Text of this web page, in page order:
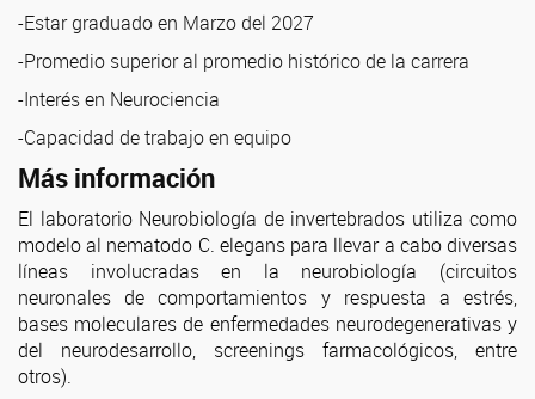
-Estar graduado en Marzo del 2027
-Promedio superior al promedio histórico de la carrera
-Interés en Neurociencia
-Capacidad de trabajo en equipo
Más información
El laboratorio Neurobiología de invertebrados utiliza como
modelo al nematodo C. elegans para llevar a cabo diversas
líneas involucradas en la neurobiología (circuitos
neuronales de comportamientos y respuesta a estrés,
bases moleculares de enfermedades neurodegenerativas y
del neurodesarrollo, screenings farmacológicos, entre
otros).